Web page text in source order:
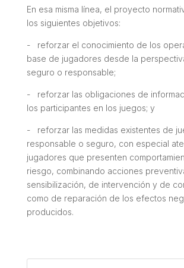
En esa misma línea, el proyecto
los siguientes objetivos:
- reforzar el conocimiento de los
base de jugadores desde la
seguro o responsable;
- reforzar las obligaciones de
los participantes en los juegos; y
- reforzar las medidas existentes de
responsable o seguro, con especial
jugadores que presenten
riesgo, combinando acciones
sensibilización, de intervención y de
como de reparación de los efectos
producidos.